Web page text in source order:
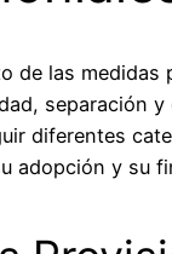
de las medidas
separación y
diferentes
adopción y su